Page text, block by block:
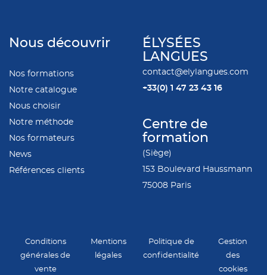
Nous découvrir
Nos formations
Notre catalogue
Nous choisir
Notre méthode
Nos formateurs
News
Références clients
ÉLYSÉES
LANGUES
contact@elylangues.com
+33(0) 1 47 23 43 16
Centre de
formation
(Siège)
153 Boulevard Haussmann
75008 Paris
Conditions
générales de
vente
Mentions
légales
Politique de
confidentialité
Gestion
des
cookies